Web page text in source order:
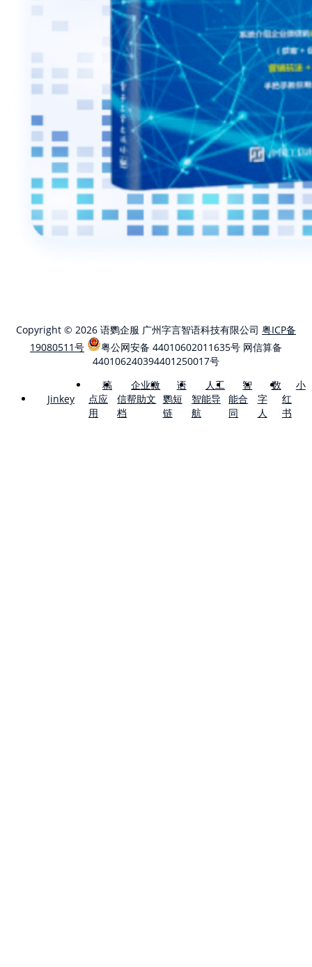
Copyright © 2026 语鹦企服 广州字言智语科技有限公司 粤ICP备
19080511号
粤公网安备 44010602011635号 网信算备
440106240394401250017号
Jinkey
稿
点应
用
企业微
信帮助文
档
语
鹦短
链
人工
智能导
航
智
能合
同
数
字
人
小
红
书